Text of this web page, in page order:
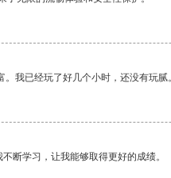
我已经玩了好几个小时，还没有玩腻。
断学习，让我能够取得更好的成绩。